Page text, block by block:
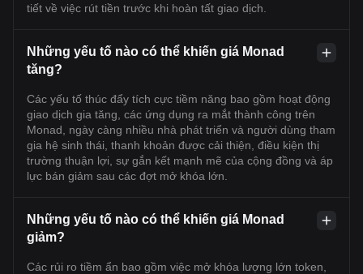
tiết về việc rút tiền trước khi hoàn tất giao dịch.
Những yếu tố nào có thể khiến giá Monad
tăng?
Các yếu tố thúc đẩy tích cực tiềm năng bao gồm hoạt động
giao dịch gia tăng, các ứng dụng ra mắt thành công trên
Monad, ngày càng nhiều nhà phát triển và người dùng tham
gia hệ sinh thái, thanh khoản được cải thiện, điều kiện thị
trường thuận lợi, sự gắn kết mạnh mẽ của cộng đồng và áp
lực bán giảm sau các đợt mở khóa lớn.
Những yếu tố nào có thể khiến giá Monad
giảm?
Các rủi ro tiềm ẩn bao gồm việc mở khóa lượng lớn token,